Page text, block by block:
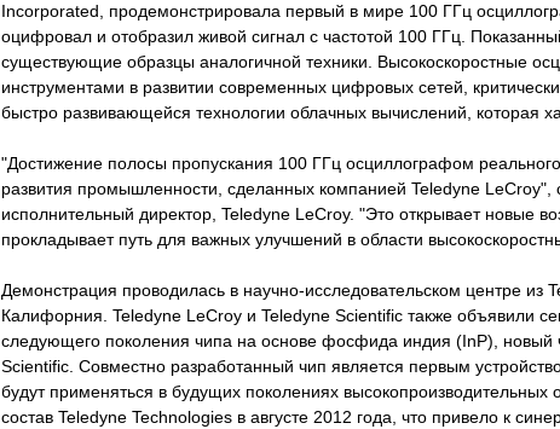
Incorporated, продемонстрировала первый в мире 100 ГГц
оцифровал и отобразил живой сигнал с частотой 100 ГГц.
существующие образцы аналогичной техники. Высокоскоростные
инструментами в развитии современных цифровых сетей,
быстро развивающейся технологии облачных вычислений, которая
"Достижение полосы пропускания 100 ГГц осциллографом
развития промышленности, сделанных компанией Teledyne LeCroy",
исполнительный директор, Teledyne LeCroy. "Это открывает новые
прокладывает путь для важных улучшений в области
Демонстрация проводилась в научно-исследовательском центре из
Калифорния. Teledyne LeCroy и Teledyne Scientific также объявили
следующего поколения чипа на основе фосфида индия (InP), новый
Scientific. Совместно разработанный чип является первым
будут применяться в будущих поколениях
состав Teledyne Technologies в августе 2012 года, что привело к